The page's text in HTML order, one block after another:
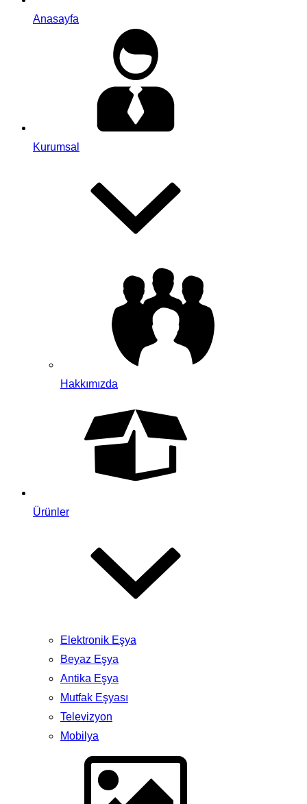
Anasayfa
Kurumsal
Hakkımızda
Ürünler
Elektronik Eşya
Beyaz Eşya
Antika Eşya
Mutfak Eşyası
Televizyon
Mobilya